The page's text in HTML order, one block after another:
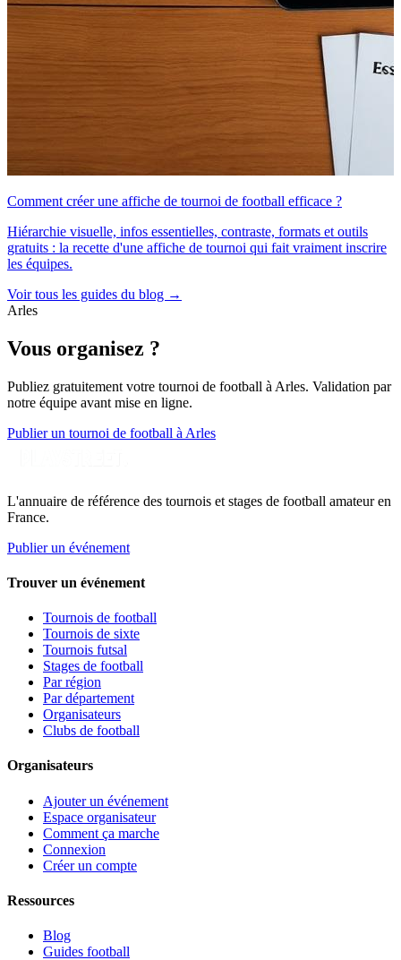
Comment créer une affiche de tournoi de football efficace ?
Hiérarchie visuelle, infos essentielles, contraste, formats et outils
gratuits : la recette d'une affiche de tournoi qui fait vraiment inscrire
les équipes.
Voir tous les guides du blog →
Arles
Vous organisez ?
Publiez gratuitement votre tournoi de football à Arles. Validation par
notre équipe avant mise en ligne.
Publier un tournoi de football à Arles
L'annuaire de référence des tournois et stages de football amateur en
France.
Publier un événement
Trouver un événement
Tournois de football
Tournois de sixte
Tournois futsal
Stages de football
Par région
Par département
Organisateurs
Clubs de football
Organisateurs
Ajouter un événement
Espace organisateur
Comment ça marche
Connexion
Créer un compte
Ressources
Blog
Guides football